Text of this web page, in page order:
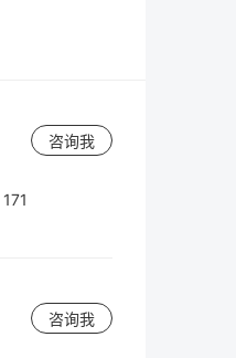
171
咨询我
咨询我